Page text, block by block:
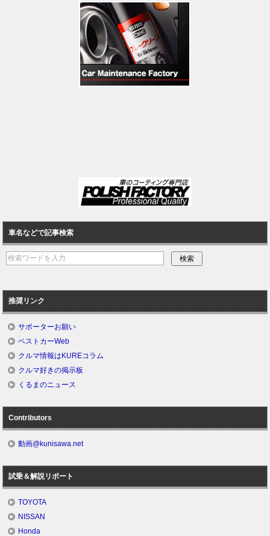
車名などで記事検索
推奨リンク
サポーターお願い
ベストカーWeb
クルマ情報はKUREコラム
クルマ好きの掲示板
くるまのニュース
Contributors
動画@kunisawa.net
試乗＆解説リポート
TOYOTA
NISSAN
Honda